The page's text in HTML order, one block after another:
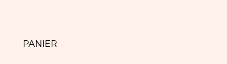
PANIER